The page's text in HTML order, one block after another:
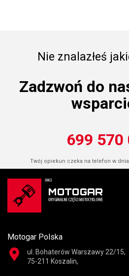
Nie znalazłeś
Zadzwoń do
699 570
Twój opiekun czeka na telefon w
Motogar Polska
ul. Bohaterów Warszawy 22/15,
75-211 Koszalin,